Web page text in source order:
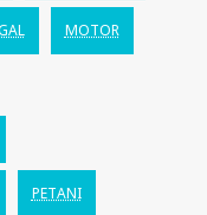
MOTOR
PETANI